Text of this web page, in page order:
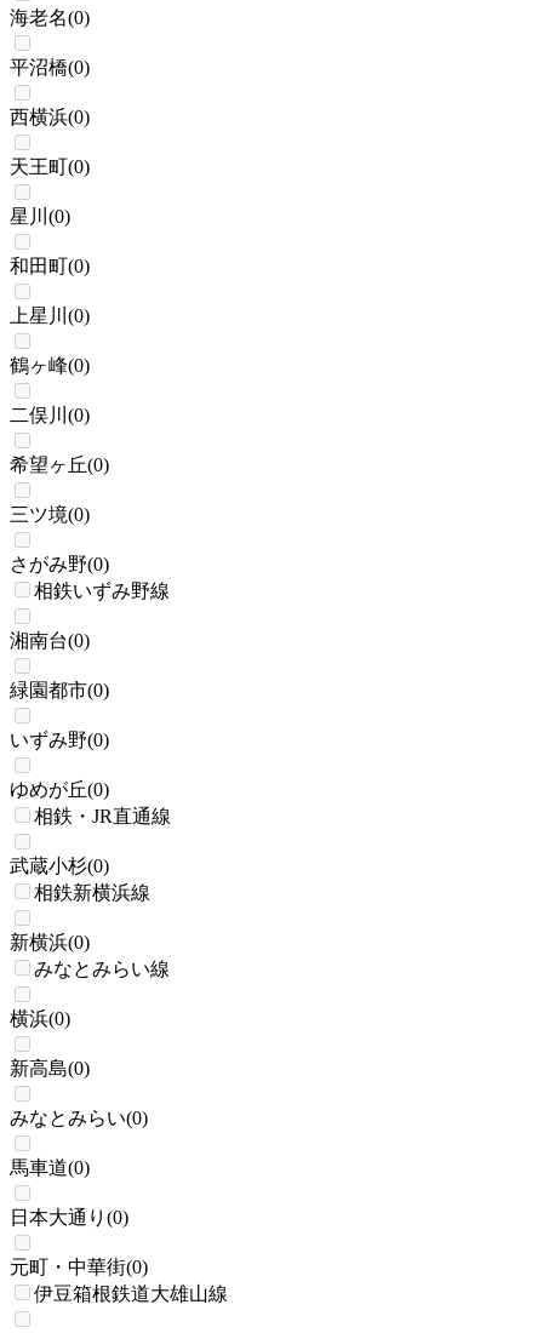
海老名(0)
平沼橋(0)
西横浜(0)
天王町(0)
星川 (0)
和田町(0)
上星川 (0)
鶴ヶ峰(0)
二俣川 (0)
希望ヶ丘(0)
三ツ境(0)
さがみ野(0)
相鉄いずみ野線
湘南台(0)
緑園都市(0)
いずみ野(0)
ゆめが丘(0)
相鉄・JR直通線
武蔵小杉(0)
相鉄新横浜線
新横浜(0)
みなとみらい線
横浜(0)
新高島(0)
みなとみらい(0)
馬車道(0)
日本大通り (0)
元町・中華街(0)
伊豆箱根鉄道大雄山線